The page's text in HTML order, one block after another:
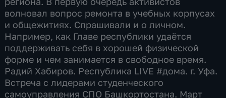
волновал вопрос ремонта в учебных корпусах
и общежитиях. Спрашивали и о личном.
Например, как Главе республики удаётся
поддерживать себя в хорошей физической
форме и чем занимается в свободное время.
Радий Хабиров. Республика LIVE #дома. г. Уфа.
Встреча с лидерами студенческого
самоуправления СПО Башкортостана. Март